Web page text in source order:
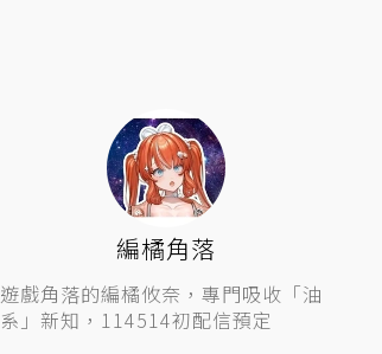
編橘角落
遊戲角落的編橘攸奈，專門吸收「油
系」新知，114514初配信預定